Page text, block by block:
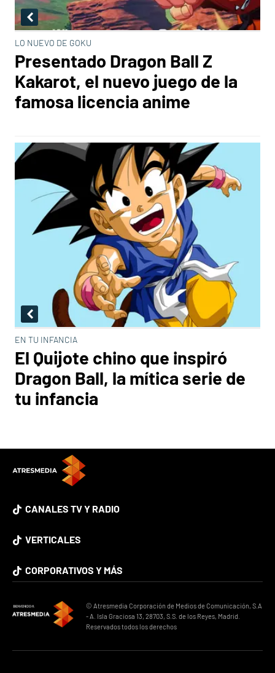
LO NUEVO DE GOKU
Presentado Dragon Ball Z
Kakarot, el nuevo juego de la
famosa licencia anime
EN TU INFANCIA
El Quijote chino que inspiró
Dragon Ball, la mítica serie de
tu infancia
CANALES TV Y RADIO
VERTICALES
CORPORATIVOS Y MÁS
© Atresmedia Corporación de Medios de Comunicación, S.A
- A. Isla Graciosa 13, 28703, S.S. de los Reyes, Madrid.
Reservados todos los derechos